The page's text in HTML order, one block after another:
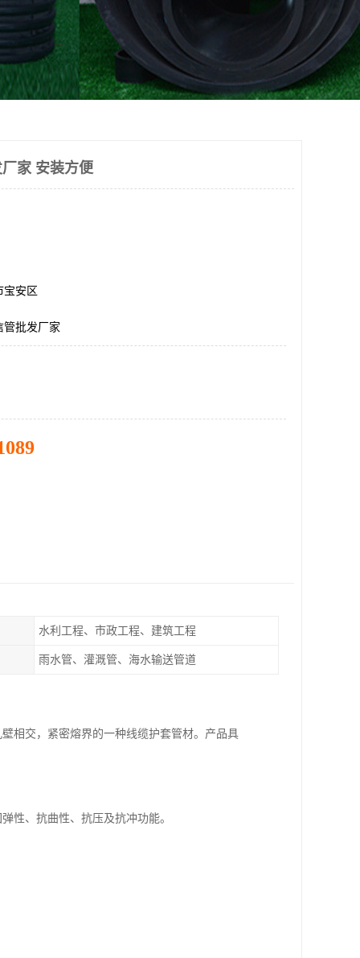
家 安装方便
宝安区
管批发厂家
水利工程、市政工程、建筑工程
雨水管、灌溉管、海水输送管道
相交，紧密熔界的一种线缆护套管材。产品具
性、抗曲性、抗压及抗冲功能。